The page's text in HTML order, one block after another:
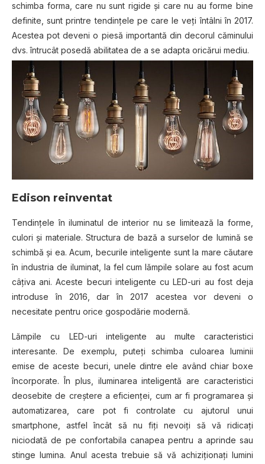
schimba forma, care nu sunt rigide și care nu au forme bine
definite, sunt printre tendințele pe care le veți întâlni în 2017.
Acestea pot deveni o piesă importantă din decorul căminului
dvs. întrucât posedă abilitatea de a se adapta oricărui mediu.
Edison reinventat
Tendințele în iluminatul de interior nu se limitează la forme,
culori și materiale. Structura de bază a surselor de lumină se
schimbă și ea. Acum, becurile inteligente sunt la mare căutare
în industria de iluminat, la fel cum lămpile solare au fost acum
câțiva ani. Aceste becuri inteligente cu LED-uri au fost deja
introduse în 2016, dar în 2017 acestea vor deveni o
necesitate pentru orice gospodărie modernă.
Lămpile cu LED-uri inteligente au multe caracteristici
interesante. De exemplu, puteți schimba culoarea luminii
emise de aceste becuri, unele dintre ele având chiar boxe
încorporate. În plus, iluminarea inteligentă are caracteristici
deosebite de creștere a eficienței, cum ar fi programarea și
automatizarea, care pot fi controlate cu ajutorul unui
smartphone, astfel încât să nu fiți nevoiți să vă ridicați
niciodată de pe confortabila canapea pentru a aprinde sau
stinge lumina. Anul acesta trebuie să vă achiziționați lumini